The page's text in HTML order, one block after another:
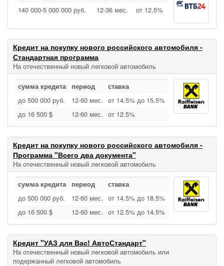
140 000‑5 000 000 руб.
12‑36 мес. от 12.5%
Кредит на покупку нового российского автомобиля -
Стандартная программа
На отечественный новый легковой автомобиль
сумма кредита период
ставка
до 500 000 руб.
12‑60 мес. от 14.5% до 15.5%
до 16 500 $
12‑60 мес. от 12.5%
Кредит на покупку нового российского автомобиля -
Программа "Всего два документа"
На отечественный новый легковой автомобиль
сумма кредита период
ставка
до 500 000 руб.
12‑60 мес. от 14.5% до 18.5%
до 16 500 $
12‑60 мес. от 12.5% до 14.5%
Кредит "УАЗ для Вас! АвтоСтандарт"
На отечественный новый легковой автомобиль или
подержанный легковой автомобиль